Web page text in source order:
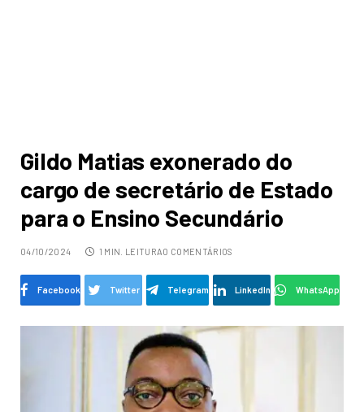
Gildo Matias exonerado do
cargo de secretário de Estado
para o Ensino Secundário
04/10/2024 1 MIN. LEITURA0 COMENTÁRIOS
Facebook Twitter Telegram LinkedIn WhatsApp